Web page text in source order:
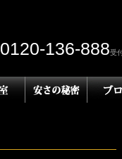
0120-136-888受